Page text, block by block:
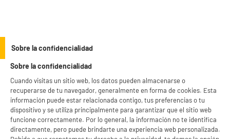
TRANSPARENCIA
101.669 OPINIONES
AUTENTICADAS POR
ELECTRO DEPOT
540.066 OPINIONES
AUTENTICADAS DE
NUESTROS PRODUCTOS
Sobre la confidencialidad
Sobre la confidencialidad
Cuando visitas un sitio web, los datos pueden almacenarse o
recuperarse de tu navegador, generalmente en forma de cookies. Esta
información puede estar relacionada contigo, tus preferencias o tu
dispositivo y se utiliza principalmente para garantizar que el sitio web
funcione correctamente. Por lo general, la información no te identifica
directamente, pero puede brindarte una experiencia web personalizada.